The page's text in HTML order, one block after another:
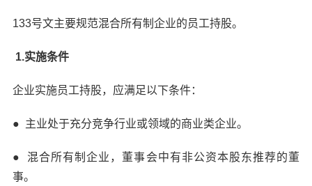
133号文主要规范混合所有制企业的员工持股。
1.实施条件
企业实施员工持股，应满足以下条件：
● 主业处于充分竞争行业或领域的商业类企业。
● 混合所有制企业，董事会中有非公资本股东推荐的董
事。